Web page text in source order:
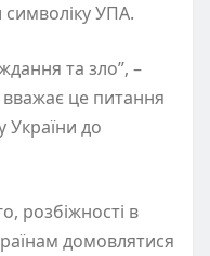
УПА.
та зло”, –
це питання
до
розбіжності в
домовлятися